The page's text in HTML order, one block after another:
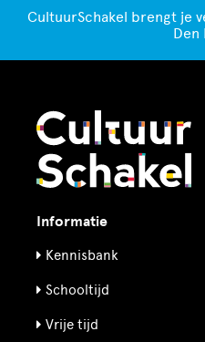
CultuurSchakel brengt je
Den
Informatie
Kennisbank
Schooltijd
Vrije tijd